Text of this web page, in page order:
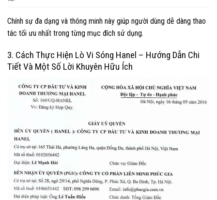
Chính sự đa dạng và thông minh này giúp người dùng dễ dàng thao
tác tối ưu nhất trong từng mục đích sử dụng.
3. Cách Thực Hiện Lò Vi Sóng Hanel – Hướng Dẫn Chi
Tiết Và Một Số Lời Khuyên Hữu Ích